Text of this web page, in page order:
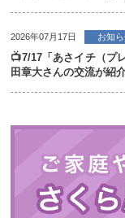
2026年07月17日 お知
📺7/17「あさイチ（プ
田章大さんの交流が紹